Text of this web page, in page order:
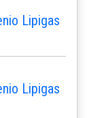
Lipigas
Lipigas